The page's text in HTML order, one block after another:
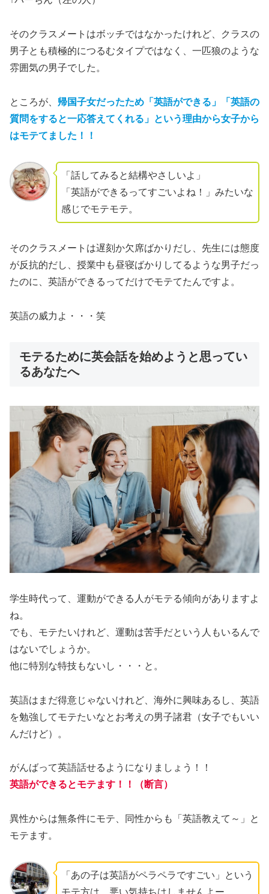
そのクラスメートはボッチではなかったけれど、クラスの
男子とも積極的につるむタイプではなく、一匹狼のような
雰囲気の男子でした。
ところが、 帰国子女だったため「英語ができる」「英語の
質問をすると一応答えてくれる」という理由から女子から
はモテてました！！
「話してみると結構やさしいよ」
「英語ができるってすごいよね！」みたいな
感じでモテモテ。
そのクラスメートは遅刻か欠席ばかりだし、先生には態度
が反抗的だし、授業中も昼寝ばかりしてるような男子だっ
たのに、英語ができるってだけでモテてた んですよ。
英語の威力よ・・・笑
モテるために英会話を始めようと思ってい
るあなたへ
学生時代って、運動ができる人がモテる傾向がありますよ
ね。
でも、モテたいけれど、運動は苦手だという人もいるんで
はないでしょうか。
他に特別な特技もないし・・・と。
英語はまだ得意じゃないけれど、海外に興味あるし、英語
を勉強してモテたいなとお考えの男子諸君 （女子でもいい
んだけど）。
がんばって英語話せるようになりましょう！！
英語ができるとモテます！！（断言）
異性からは無条件にモテ、同性からも「英語教えて～」と
モテます。
「あの子は英語がペラペラですごい」という
モテ方は、悪い気持ちはしませんよー